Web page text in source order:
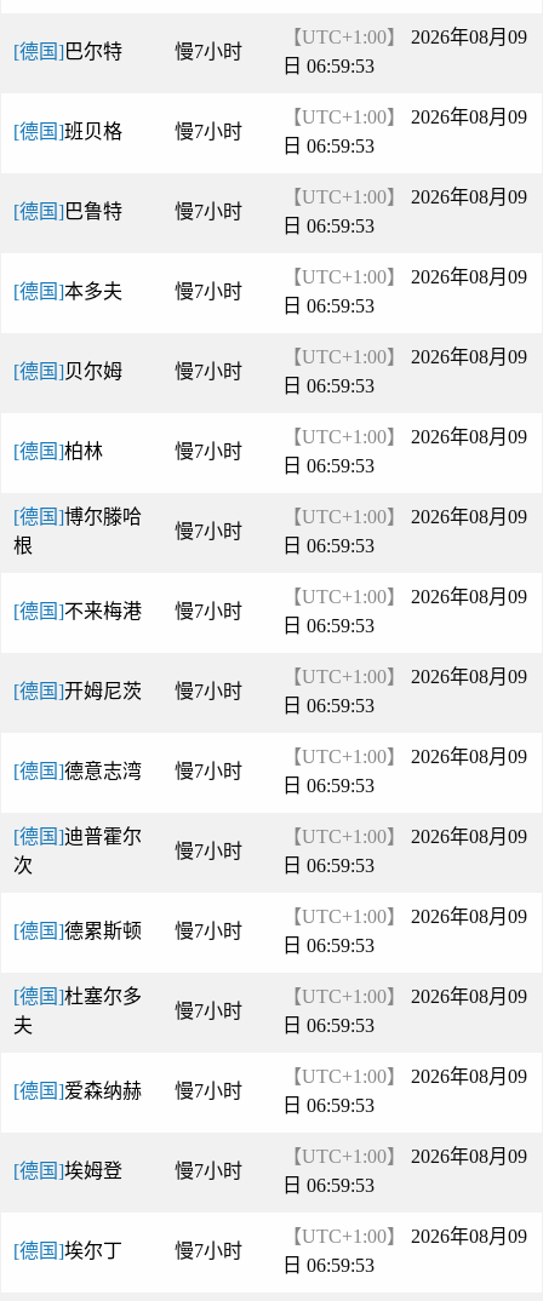
[德国]巴尔特 慢7小时
【UTC+1:00】
2026年08月09
日 06:59:53
[德国]班贝格 慢7小时
【UTC+1:00】
2026年08月09
日 06:59:53
[德国]巴鲁特 慢7小时
【UTC+1:00】
2026年08月09
日 06:59:53
[德国]本多夫 慢7小时
【UTC+1:00】
2026年08月09
日 06:59:53
[德国]贝尔姆 慢7小时
【UTC+1:00】
2026年08月09
日 06:59:53
[德国]柏林 慢7小时
【UTC+1:00】
2026年08月09
日 06:59:53
[德国]博尔滕哈
根
慢7小时
【UTC+1:00】
2026年08月09
日 06:59:53
[德国]不来梅港 慢7小时
【UTC+1:00】
2026年08月09
日 06:59:53
[德国]开姆尼茨 慢7小时
【UTC+1:00】
2026年08月09
日 06:59:53
[德国]德意志湾 慢7小时
【UTC+1:00】
2026年08月09
日 06:59:53
[德国]迪普霍尔
次
慢7小时
【UTC+1:00】
2026年08月09
日 06:59:53
[德国]德累斯顿 慢7小时
【UTC+1:00】
2026年08月09
日 06:59:53
[德国]杜塞尔多
夫
慢7小时
【UTC+1:00】
2026年08月09
日 06:59:53
[德国]爱森纳赫 慢7小时
【UTC+1:00】
2026年08月09
日 06:59:53
[德国]埃姆登 慢7小时
【UTC+1:00】
2026年08月09
日 06:59:53
[德国]埃尔丁 慢7小时
【UTC+1:00】
2026年08月09
日 06:59:53